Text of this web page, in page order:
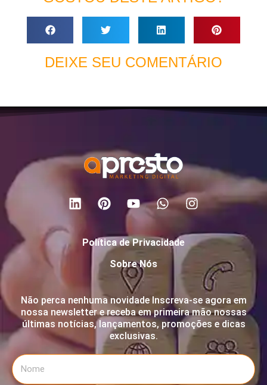
DEIXE SEU COMENTÁRIO
Política de Privacidade
Sobre Nós
Não perca nenhuma novidade Inscreva-se agora em
nossa newsletter e receba em primeira mão nossas
últimas notícias, lançamentos, promoções e dicas
exclusivas.